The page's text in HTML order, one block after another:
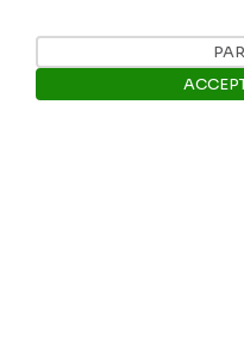
Tél: +32 81 77 67 55